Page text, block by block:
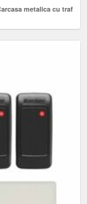
metalica cu traf